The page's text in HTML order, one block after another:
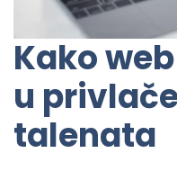
Kako
u
talenata